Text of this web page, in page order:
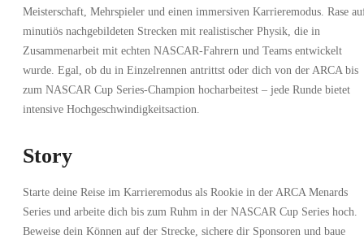
Meisterschaft, Mehrspieler und einen immersiven Karrieremodus. Rase
minutiös nachgebildeten Strecken mit realistischer Physik, die in
Zusammenarbeit mit echten NASCAR-Fahrern und Teams entwickelt
wurde. Egal, ob du in Einzelrennen antrittst oder dich von der ARCA bis
zum NASCAR Cup Series-Champion hocharbeitest – jede Runde bietet
intensive Hochgeschwindigkeitsaction.
Story
Starte deine Reise im Karrieremodus als Rookie in der ARCA Menards
Series und arbeite dich bis zum Ruhm in der NASCAR Cup Series hoch.
Beweise dein Können auf der Strecke, sichere dir Sponsoren und baue